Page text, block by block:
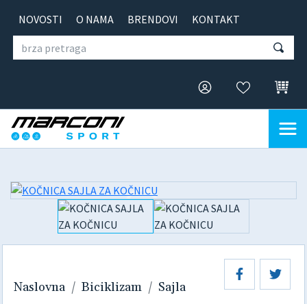
NOVOSTI O NAMA BRENDOVI KONTAKT
Naslovna Biciklizam Sajla